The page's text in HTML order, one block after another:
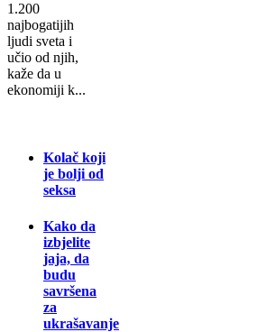
1.200
najbogatijih
ljudi sveta i
učio od njih,
kaže da u
ekonomiji k...
Kolač koji
je bolji od
seksa
Kako da
izbjelite
jaja, da
budu
savršena
za
ukrašavanje